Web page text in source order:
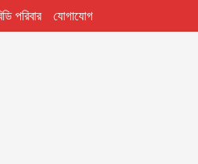
পরিবার যোগাযোগ